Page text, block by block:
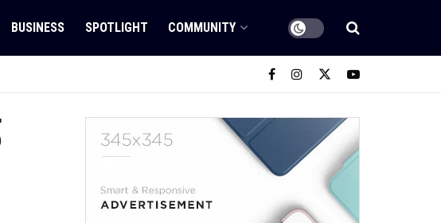
BUSINESS SPOTLIGHT COMMUNITY